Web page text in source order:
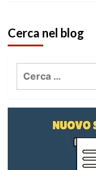
Cerca nel blog
Ricerca